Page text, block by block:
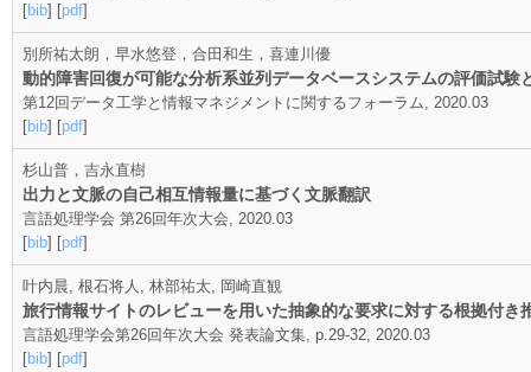
[bib] [pdf]
別所祐太朗，早水悠登，合田和生，喜連川優
動的障害回復が可能な分析系並列データベースシステムの評価試験
第12回データ工学と情報マネジメントに関するフォーラム, 2020.03
[bib] [pdf]
杉山普，吉永直樹
出力と文脈の自己相互情報量に基づく文脈翻訳
言語処理学会 第26回年次大会, 2020.03
[bib] [pdf]
叶内晨, 根石将人, 林部祐太, 岡崎直観
旅行情報サイトのレビューを用いた抽象的な要求に対する根拠付き
言語処理学会第26回年次大会 発表論文集, p.29-32, 2020.03
[bib] [pdf]